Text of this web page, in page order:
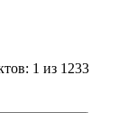
1 из 1233